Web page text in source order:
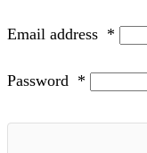
Email address *
Password *